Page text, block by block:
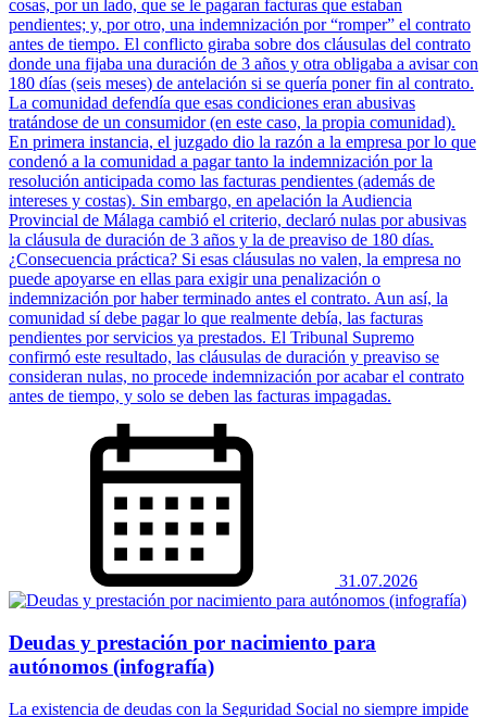
cosas, por un lado, que se le pagaran facturas que estaban
pendientes; y, por otro, una indemnización por “romper” el contrato
antes de tiempo. El conflicto giraba sobre dos cláusulas del contrato
donde una fijaba una duración de 3 años y otra obligaba a avisar con
180 días (seis meses) de antelación si se quería poner fin al contrato.
La comunidad defendía que esas condiciones eran abusivas
tratándose de un consumidor (en este caso, la propia comunidad).
En primera instancia, el juzgado dio la razón a la empresa por lo que
condenó a la comunidad a pagar tanto la indemnización por la
resolución anticipada como las facturas pendientes (además de
intereses y costas). Sin embargo, en apelación la Audiencia
Provincial de Málaga cambió el criterio, declaró nulas por abusivas
la cláusula de duración de 3 años y la de preaviso de 180 días.
¿Consecuencia práctica? Si esas cláusulas no valen, la empresa no
puede apoyarse en ellas para exigir una penalización o
indemnización por haber terminado antes el contrato. Aun así, la
comunidad sí debe pagar lo que realmente debía, las facturas
pendientes por servicios ya prestados. El Tribunal Supremo
confirmó este resultado, las cláusulas de duración y preaviso se
consideran nulas, no procede indemnización por acabar el contrato
antes de tiempo, y solo se deben las facturas impagadas.
31.07.2026
Deudas y prestación por nacimiento para
autónomos (infografía)
La existencia de deudas con la Seguridad Social no siempre impide